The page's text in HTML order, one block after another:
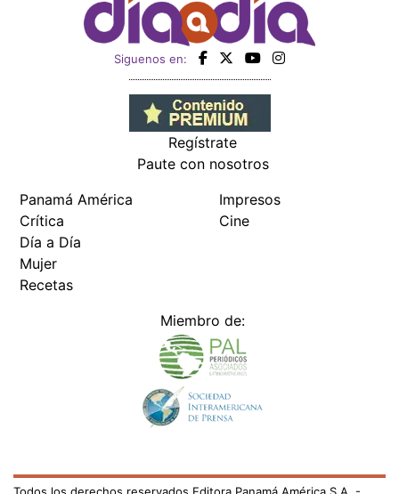
Siguenos en:
Regístrate
Paute con nosotros
Panamá América
Crítica
Día a Día
Mujer
Recetas
Impresos
Cine
Miembro de:
Todos los derechos reservados Editora Panamá América S.A. -